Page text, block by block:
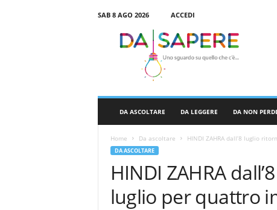
SAB 8 AGO 2026
ACCEDI
DA ASCOLTARE DA LEGGERE DA NON
Home Da ascoltare HINDI ZAHRA dall’8 luglio
DA ASCOLTARE
HINDI ZAHRA
luglio per quattro